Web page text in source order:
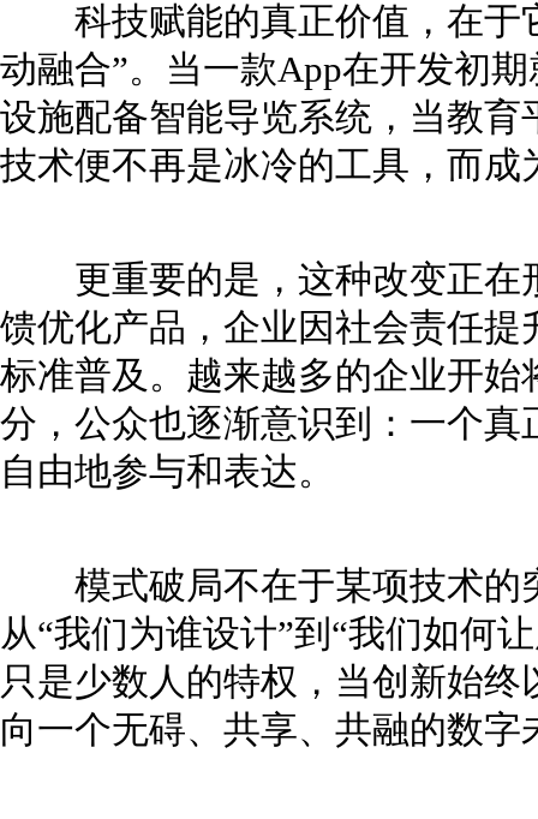
科技赋能的真正价值，在于
动融合”。当一款App在开发初
设施配备智能导览系统，当教
技术便不再是冰冷的工具，而
更重要的是，这种改变正在
馈优化产品，企业因社会责任
标准普及。越来越多的企业开
分，公众也逐渐意识到：一个
自由地参与和表达。
模式破局不在于某项技术的
从“我们为谁设计”到“我们如何
只是少数人的特权，当创新始
向一个无碍、共享、共融的数字